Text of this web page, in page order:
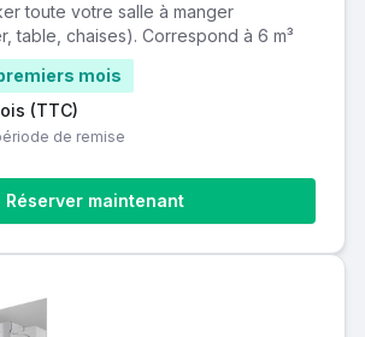
toute votre salle à manger
table, chaises). Correspond à 6 m³
mois
Réserver maintenant
(TTC)
de remise